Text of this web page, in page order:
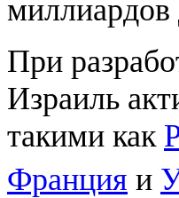
При
Израиль
такими как
Франция и